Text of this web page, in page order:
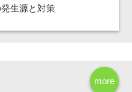
生源と対策
more